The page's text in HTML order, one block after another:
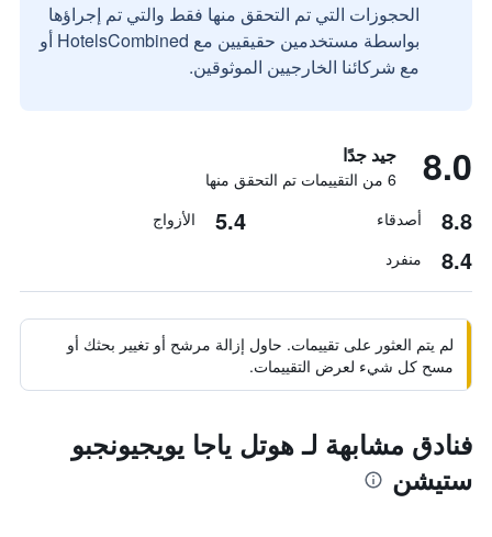
الحجوزات التي تم التحقق منها فقط والتي تم إجراؤها
بواسطة مستخدمين حقيقيين مع HotelsCombined أو
مع شركائنا الخارجيين الموثوقين.
8.0 جيد جدًا
6 من التقييمات تم التحقق منها
8.8 أصدقاء 5.4 الأزواج
8.4 منفرد
لم يتم العثور على تقييمات. حاول إزالة مرشح أو تغيير بحثك أو
مسح كل شيء لعرض التقييمات.
فنادق مشابهة لـ هوتل ياجا يويجيونجبو
ستيشن